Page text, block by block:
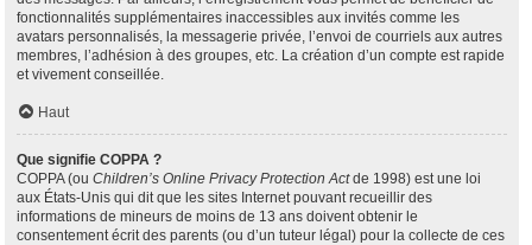
fonctionnalités supplémentaires inaccessibles aux invités comme les
avatars personnalisés, la messagerie privée, l’envoi de courriels aux autres
membres, l’adhésion à des groupes, etc. La création d’un compte est rapide
et vivement conseillée.
Haut
Que signifie COPPA ?
COPPA (ou Children’s Online Privacy Protection Actde 1998) est une loi
aux États-Unis qui dit que les sites Internet pouvant recueillir des
informations de mineurs de moins de 13 ans doivent obtenir le
consentement écrit des parents (ou d’un tuteur légal) pour la collecte de ces